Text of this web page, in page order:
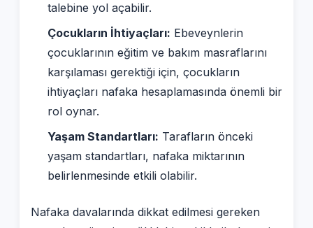
talebine yol açabilir.
Çocukların İhtiyaçları: Ebeveynlerin
çocuklarının eğitim ve bakım masraflarını
karşılaması gerektiği için, çocukların
ihtiyaçları nafaka hesaplamasında önemli bir
rol oynar.
Yaşam Standartları: Tarafların önceki
yaşam standartları, nafaka miktarının
belirlenmesinde etkili olabilir.
Nafaka davalarında dikkat edilmesi gereken